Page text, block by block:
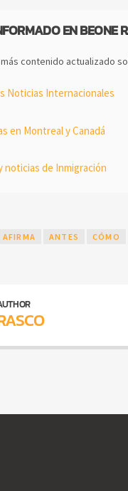
EN BEONE
contenido actualizado
Noticias Internacionales
en Montreal y Canadá
noticias de Inmigración
AFIRMA ANTES CÓMO